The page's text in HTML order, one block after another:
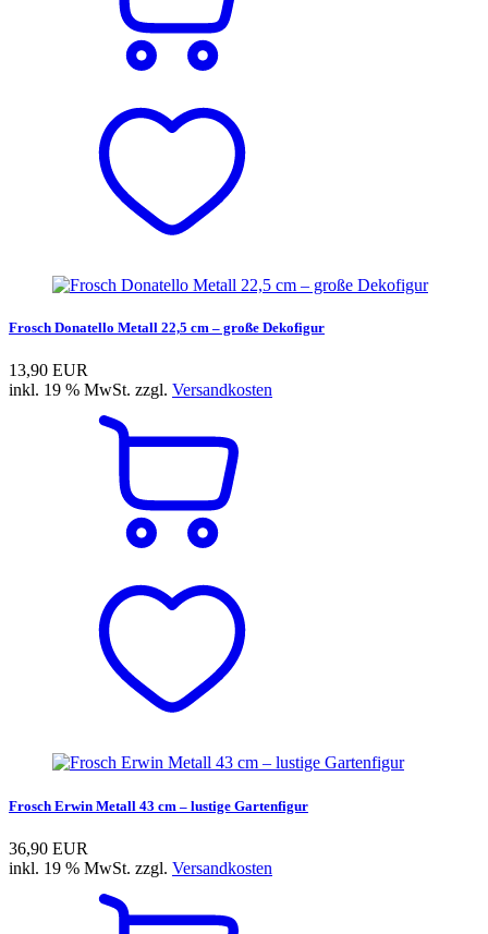
Frosch Donatello Metall 22,5 cm – große Dekofigur
13,90 EUR
inkl. 19 % MwSt. zzgl. Versandkosten
Frosch Erwin Metall 43 cm – lustige Gartenfigur
36,90 EUR
inkl. 19 % MwSt. zzgl. Versandkosten